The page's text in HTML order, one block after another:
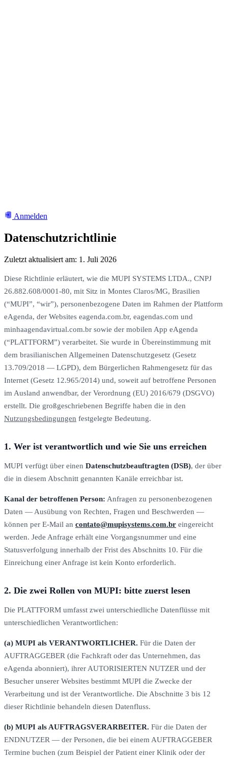
Anmelden
Datenschutzrichtlinie
Zuletzt aktualisiert am: 1. Juli 2026
Diese Richtlinie erläutert, wie die MUPI SYSTEMS LTDA., CNPJ
26.882.608/0001-80, mit Sitz in Montes Claros/MG, Brasilien
(“MUPI”, “wir”), personenbezogene Daten im Rahmen der Plattform
eAgenda, der Websites eagenda.com.br, eagendas.com und
minhaagendavirtual.com.br sowie der mobilen App eAgenda
(“PLATTFORM”) verarbeitet. Sie wurde in Übereinstimmung mit
dem brasilianischen Allgemeinen Datenschutzgesetz (Gesetz
13.709/2018 — LGPD), dem Bürgerlichen Rahmengesetz für das
Internet (Gesetz 12.965/2014) und, soweit auf betroffene Personen
im Ausland anwendbar, der Verordnung (EU) 2016/679 (DSGVO)
erstellt. Die großgeschriebenen Begriffe haben die in den
Nutzungsbedingungen festgelegte Bedeutung.
1. Wer ist verantwortlich und wie Sie uns erreichen
MUPI verfügt über einen Datenschutzbeauftragten (DSB), der über
die in diesem Abschnitt genannten Kanäle erreichbar ist.
Kanal der betroffenen Person: Anfragen zu personenbezogenen
Daten — Ausübung von Rechten, Fragen und Beschwerden —
können per E-Mail an contato@mupisystems.com.br eingereicht
werden. Jede Anfrage erhält eine Vorgangsnummer und eine
Statusverfolgung innerhalb der Frist des Abschnitts 10. Für die
Einreichung einer Anfrage ist kein Konto erforderlich.
2. Die zwei Rollen von MUPI: bitte zuerst lesen
Die PLATTFORM umfasst zwei unterschiedliche Datenflüsse mit
unterschiedlichen Verantwortlichen:
(a) MUPI als VERANTWORTLICHER. Für die Daten der
AUFTRAGGEBER (die Fachkraft oder das Unternehmen, das
eAgenda abonniert), ihrer AUTORISIERTEN NUTZER und der
Besucher unserer Websites bestimmt MUPI die Zwecke der
Verarbeitung und ist der Verantwortliche. Die Abschnitte 3 bis 12
dieser Richtlinie behandeln diesen Datenfluss.
(b) MUPI als AUFTRAGSVERARBEITER. Für die Daten der
ENDNUTZER — der Personen, die bei einem AUFTRAGGEBER
Termine buchen (zum Beispiel der Patient einer Klinik oder der